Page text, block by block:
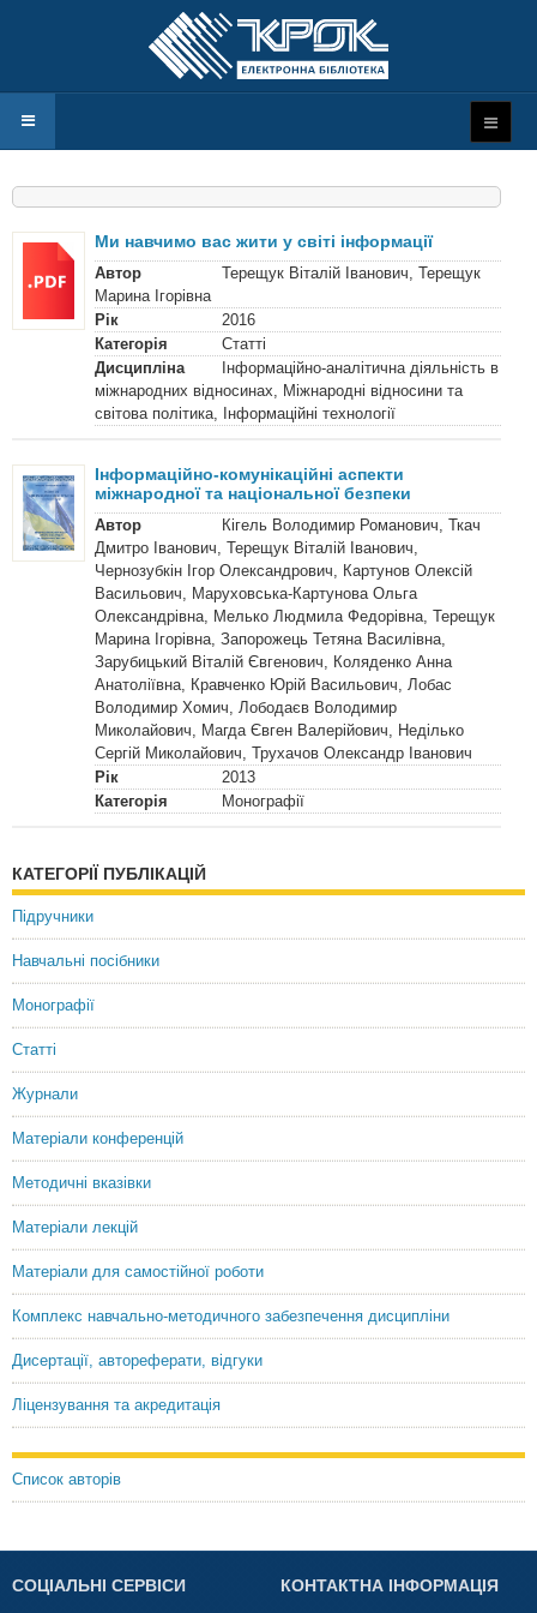
Ми навчимо вас жити у світі інформації
Автор
Терещук Віталій Іванович, Терещук
Марина Ігорівна
Рік
2016
Категорія
Статті
Дисципліна
Інформаційно-аналітична діяльність в
міжнародних відносинах, Міжнародні відносини та
світова політика, Інформаційні технології
Інформаційно-комунікаційні аспекти
міжнародної та національної безпеки
Автор
Кігель Володимир Романович, Ткач
Дмитро Іванович, Терещук Віталій Іванович,
Чернозубкін Ігор Олександрович, Картунов Олексій
Васильович, Маруховська-Картунова Ольга
Олександрівна, Мелько Людмила Федорівна, Терещук
Марина Ігорівна, Запорожець Тетяна Василівна,
Зарубицький Віталій Євгенович, Коляденко Анна
Анатоліївна, Кравченко Юрій Васильович, Лобас
Володимир Хомич, Лободаєв Володимир
Миколайович, Магда Євген Валерійович, Неділько
Сергій Миколайович, Трухачов Олександр Іванович
Рік
2013
Категорія
Монографії
КАТЕГОРІЇ ПУБЛІКАЦІЙ
Підручники
Навчальні посібники
Монографії
Статті
Журнали
Матеріали конференцій
Методичні вказівки
Матеріали лекцій
Матеріали для самостійної роботи
Комплекс навчально-методичного забезпечення дисципліни
Дисертації, автореферати, відгуки
Ліцензування та акредитація
Список авторів
СОЦІАЛЬНІ СЕРВІСИ КОНТАКТНА ІНФОРМАЦІЯ